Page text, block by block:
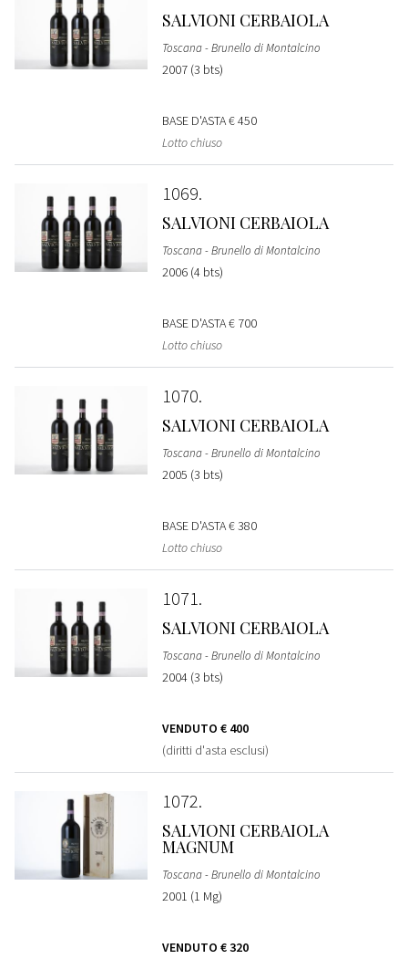
SALVIONI CERBAIOLA
Toscana - Brunello di Montalcino
2007 (3 bts)
BASE D'ASTA€ 450
Lotto chiuso
1069
SALVIONI CERBAIOLA
Toscana - Brunello di Montalcino
2006 (4 bts)
BASE D'ASTA€ 700
Lotto chiuso
1070
SALVIONI CERBAIOLA
Toscana - Brunello di Montalcino
2005 (3 bts)
BASE D'ASTA€ 380
Lotto chiuso
1071
SALVIONI CERBAIOLA
Toscana - Brunello di Montalcino
2004 (3 bts)
VENDUTO € 400
(diritti d'asta esclusi)
1072
SALVIONI CERBAIOLA
MAGNUM
Toscana - Brunello di Montalcino
2001 (1 Mg)
VENDUTO € 320